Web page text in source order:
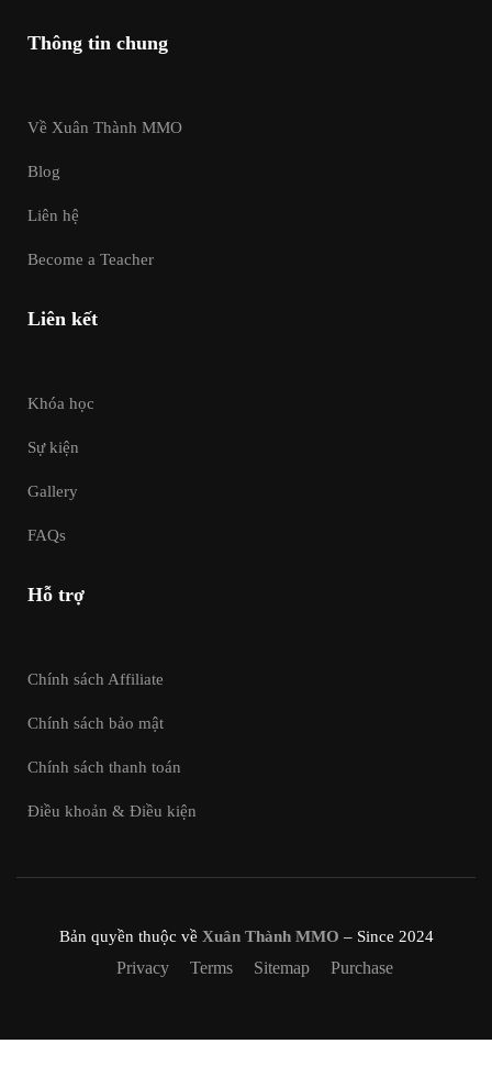
Thông tin chung
Về Xuân Thành MMO
Blog
Liên hệ
Become a Teacher
Liên kết
Khóa học
Sự kiện
Gallery
FAQs
Hỗ trợ
Chính sách Affiliate
Chính sách bảo mật
Chính sách thanh toán
Điều khoản & Điều kiện
Bản quyền thuộc về Xuân Thành MMO – Since 2024
Privacy Terms Sitemap Purchase